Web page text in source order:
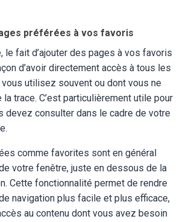
préférées à vos favoris
le fait d’ajouter des pages à vos favoris
d’avoir directement accès à tous les
utilisez souvent ou dont vous ne
trace. C’est particulièrement utile pour
devez consulter dans le cadre de votre
comme favorites sont en général
votre fenêtre, juste en dessous de la
Cette fonctionnalité permet de rendre
navigation plus facile et plus efficace,
au contenu dont vous avez besoin